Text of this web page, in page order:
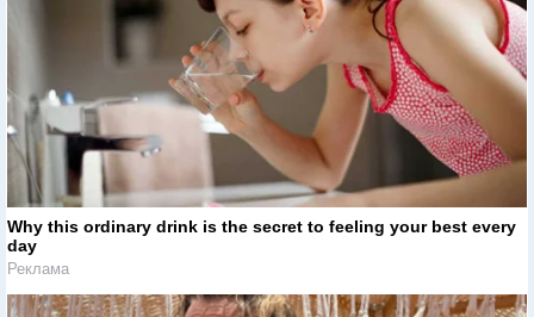
Why this ordinary drink is the secret to feeling your best every
day
Реклама